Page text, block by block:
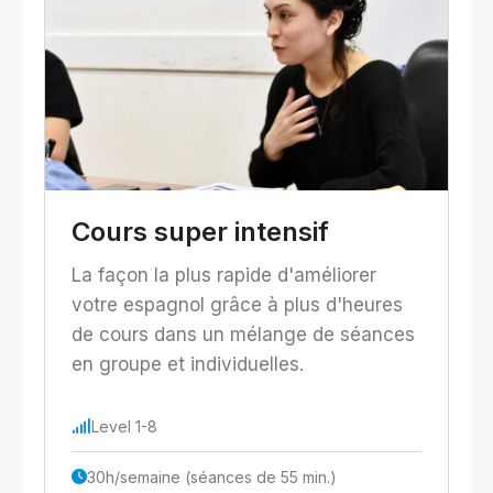
Cours super intensif
La façon la plus rapide d'améliorer
votre espagnol grâce à plus d'heures
de cours dans un mélange de séances
en groupe et individuelles.
Level 1-8
30h/semaine (séances de 55 min.)